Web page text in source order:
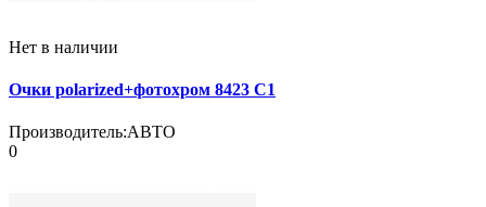
Нет в наличии
Очки polarized+фотохром 8423 C1
Производитель:АВТО
0